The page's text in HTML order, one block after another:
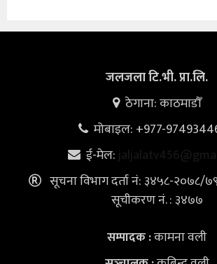
जलजला टि.भी. प्रा.लि.
ठेगाना: काठमाडौँ
मोबाइल: +977-
ई-मेल:
सूचना विभाग दर्ता नं: ३४५८-२०७८/
सूचीकरण नं. : ३४७७
सम्पादक :कामना वली